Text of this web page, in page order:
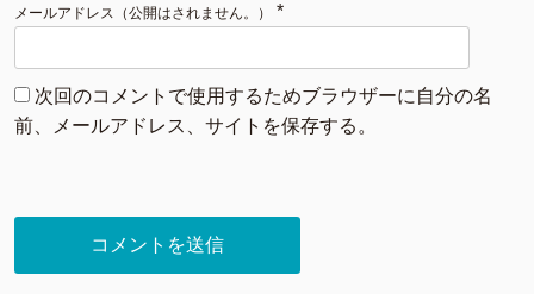
メールアドレス（公開はされません。） *
次回のコメントで使用するためブラウザーに自分の名
前、メールアドレス、サイトを保存する。